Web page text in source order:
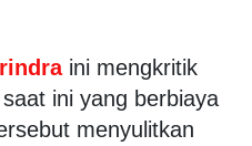
ini mengkritik
ini yang berbiaya
menyulitkan